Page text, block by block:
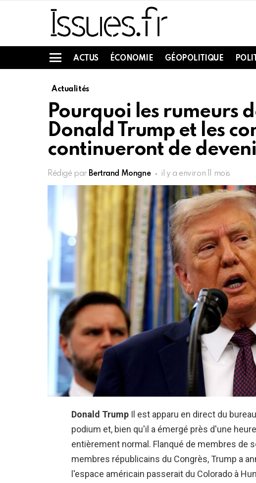
Menu
ACTUS ÉCONOMIE GÉOPOLITIQUE
Actualités
Pourquoi les rumeurs
Donald Trump et les
continueront de
Rédigé par Bertrand Mongne il y a environ 11 mois
Donald Trump Il est apparu en direct du
podium et, bien qu'il a émergé près d'une
entièrement normal. Flanqué de membres de
membres républicains du Congrès, Trump a
l'espace américain passerait du Colorado à